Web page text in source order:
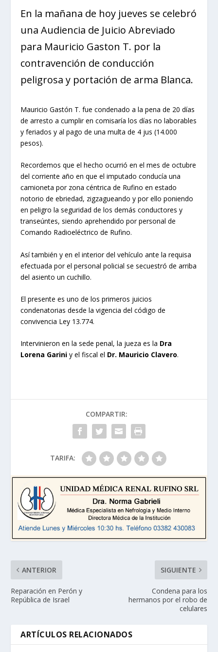
En la mañana de hoy jueves se celebró
una Audiencia de Juicio Abreviado
para Mauricio Gaston T. por la
contravención de conducción
peligrosa y portación de arma Blanca.
Mauricio Gastón T. fue condenado a la pena de 20 días
de arresto a cumplir en comisaría los días no laborables
y feriados y al pago de una multa de 4 jus (14.000
pesos).
Recordemos que el hecho ocurrió en el mes de octubre
del corriente año en que el imputado conducía una
camioneta por zona céntrica de Rufino en estado
notorio de ebriedad, zigzagueando y por ello poniendo
en peligro la seguridad de los demás conductores y
transeúntes, siendo aprehendido por personal de
Comando Radioeléctrico de Rufino.
Así también y en el interior del vehículo ante la requisa
efectuada por el personal policial se secuestró de arriba
del asiento un cuchillo.
El presente es uno de los primeros juicios
condenatorias desde la vigencia del código de
convivencia Ley 13.774.
Intervinieron en la sede penal, la jueza es la Dra
Lorena Gariniy el fiscal el Dr. Mauricio Clavero.
COMPARTIR:
TARIFA:
ANTERIOR
Reparación en Perón y
República de Israel
SIGUIENTE
Condena para los
hermanos por el robo de
celulares
ARTÍCULOS RELACIONADOS